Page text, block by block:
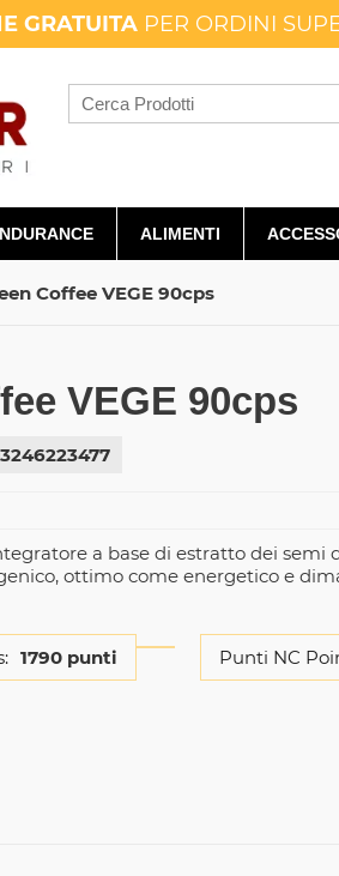
GRATUITA PER ORDINI
ALIMENTI
Coffee VEGE 90cps
VEGE 90cps
a base di estratto dei semi
ottimo come energetico e
1790 punti Punti NC